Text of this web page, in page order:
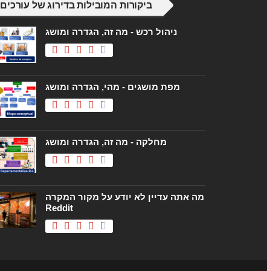
ביקורות המובילות בדירוג של עורכים
ניהול רכש - מה זה, הגדרה ומושג
מפת מושגים - מהי, הגדרה ומושג
מחלקה - מה זה, הגדרה ומושג
מה אתה עדיין לא יודע על מקור המקרה
Reddit